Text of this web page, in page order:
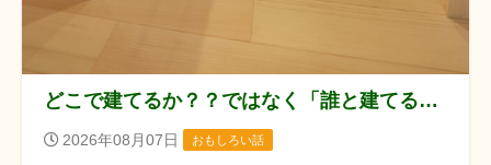
どこで建てるか？？ではなく「誰と建てるか？？」です！！
2026年08月07日 おもしろい話